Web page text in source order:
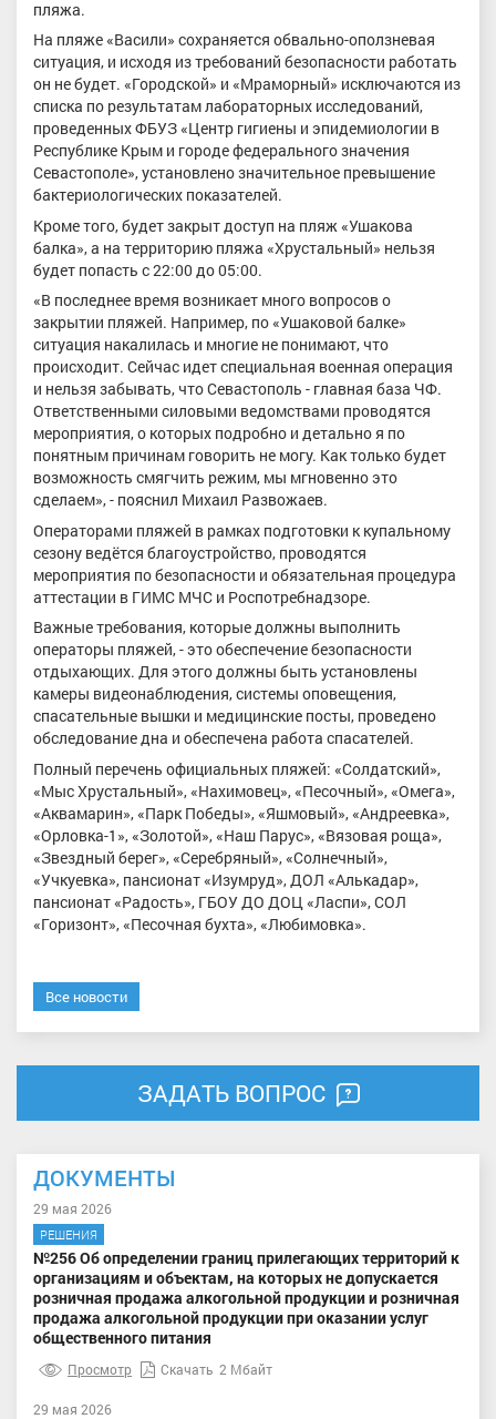
пляжа.
На пляже «Васили» сохраняется обвально-оползневая
ситуация, и исходя из требований безопасности работать
он не будет. «Городской» и «Мраморный» исключаются из
списка по результатам лабораторных исследований,
проведенных ФБУЗ «Центр гигиены и эпидемиологии в
Республике Крым и городе федерального значения
Севастополе», установлено значительное превышение
бактериологических показателей.
Кроме того, будет закрыт доступ на пляж «Ушакова
балка», а на территорию пляжа «Хрустальный» нельзя
будет попасть с 22:00 до 05:00.
«В последнее время возникает много вопросов о
закрытии пляжей. Например, по «Ушаковой балке»
ситуация накалилась и многие не понимают, что
происходит. Сейчас идет специальная военная операция
и нельзя забывать, что Севастополь - главная база ЧФ.
Ответственными силовыми ведомствами проводятся
мероприятия, о которых подробно и детально я по
понятным причинам говорить не могу. Как только будет
возможность смягчить режим, мы мгновенно это
сделаем», - пояснил Михаил Развожаев.
Операторами пляжей в рамках подготовки к купальному
сезону ведётся благоустройство, проводятся
мероприятия по безопасности и обязательная процедура
аттестации в ГИМС МЧС и Роспотребнадзоре.
Важные требования, которые должны выполнить
операторы пляжей, - это обеспечение безопасности
отдыхающих. Для этого должны быть установлены
камеры видеонаблюдения, системы оповещения,
спасательные вышки и медицинские посты, проведено
обследование дна и обеспечена работа спасателей.
Полный перечень официальных пляжей: «Солдатский»,
«Мыс Хрустальный», «Нахимовец», «Песочный», «Омега»,
«Аквамарин», «Парк Победы», «Яшмовый», «Андреевка»,
«Орловка-1», «Золотой», «Наш Парус», «Вязовая роща»,
«Звездный берег», «Серебряный», «Солнечный»,
«Учкуевка», пансионат «Изумруд», ДОЛ «Алькадар»,
пансионат «Радость», ГБОУ ДО ДОЦ «Ласпи», СОЛ
«Горизонт», «Песочная бухта», «Любимовка».
Все новости
ЗАДАТЬ ВОПРОС
ДОКУМЕНТЫ
29 мая 2026
РЕШЕНИЯ
№256 Об определении границ прилегающих территорий к
организациям и объектам, на которых не допускается
розничная продажа алкогольной продукции и розничная
продажа алкогольной продукции при оказании услуг
общественного питания
Просмотр Скачать 2 Мбайт
29 мая 2026